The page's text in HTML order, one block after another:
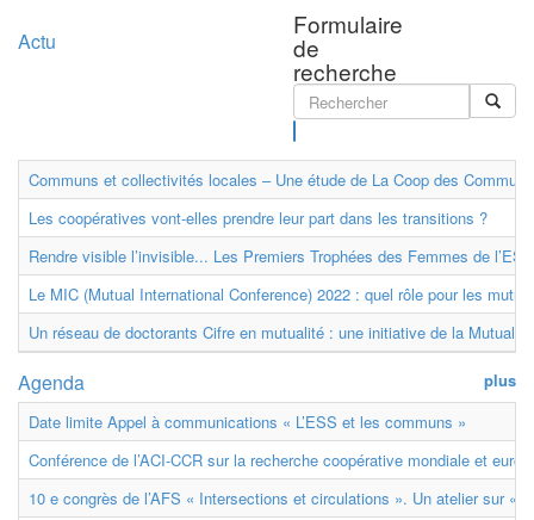
Formulaire
de
recherche
Actu
Communs et collectivités locales – Une étude de La Coop des
Les coopératives vont-elles prendre leur part dans les transitions ?
Rendre visible l’invisible... Les Premiers Trophées des Femmes de
Le MIC (Mutual International Conference) 2022 : quel rôle pour les
Un réseau de doctorants Cifre en mutualité : une initiative de la
plus
Agenda
Date limite Appel à communications « L’ESS et les communs »
Conférence de l’ACI-CCR sur la recherche coopérative mondiale et
10 e congrès de l’AFS « Intersections et circulations ». Un atelier sur «